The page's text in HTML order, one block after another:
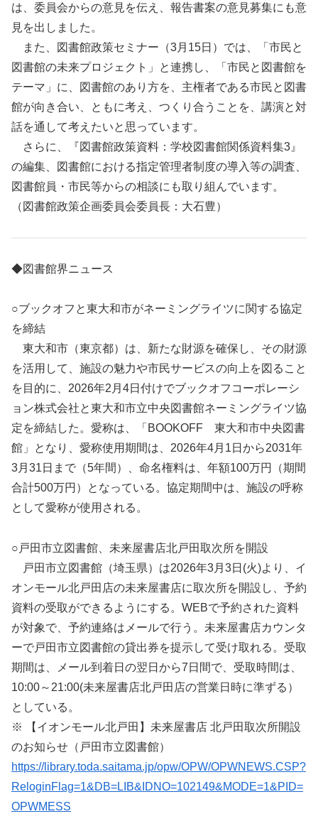
は、委員会からの意見を伝え、報告書案の意見募集にも意
見を出しました。
また、図書館政策セミナー（3月15日）では、「市民と
図書館の未来プロジェクト」と連携し、「市民と図書館を
テーマ」に、図書館のあり方を、主権者である市民と図書
館が向き合い、ともに考え、つくり合うことを、講演と対
話を通して考えたいと思っています。
さらに、『図書館政策資料：学校図書館関係資料集3』
の編集、図書館における指定管理者制度の導入等の調査、
図書館員・市民等からの相談にも取り組んでいます。
（図書館政策企画委員会委員長：大石豊）
◆図書館界ニュース
○ブックオフと東大和市がネーミングライツに関する協定
を締結
東大和市（東京都）は、新たな財源を確保し、その財源
を活用して、施設の魅力や市民サービスの向上を図ること
を目的に、2026年2月4日付けでブックオフコーポレーシ
ョン株式会社と東大和市立中央図書館ネーミングライツ協
定を締結した。愛称は、「BOOKOFF 東大和市中央図書
館」となり、愛称使用期間は、2026年4月1日から2031年
3月31日まで（5年間）、命名権料は、年額100万円（期間
合計500万円）となっている。協定期間中は、施設の呼称
として愛称が使用される。
○戸田市立図書館、未来屋書店北戸田取次所を開設
戸田市立図書館（埼玉県）は2026年3月3日(火)より、イ
オンモール北戸田店の未来屋書店に取次所を開設し、予約
資料の受取ができるようにする。WEBで予約された資料
が対象で、予約連絡はメールで行う。未来屋書店カウンタ
ーで戸田市立図書館の貸出券を提示して受け取れる。受取
期間は、メール到着日の翌日から7日間で、受取時間は、
10:00～21:00(未来屋書店北戸田店の営業日時に準ずる）
としている。
※ 【イオンモール北戸田】未来屋書店 北戸田取次所開設
のお知らせ（戸田市立図書館）
https://library.toda.saitama.jp/opw/OPW/OPWNEWS.CSP?
ReloginFlag=1&DB=LIB&IDNO=102149&MODE=1&PID=
OPWMESS